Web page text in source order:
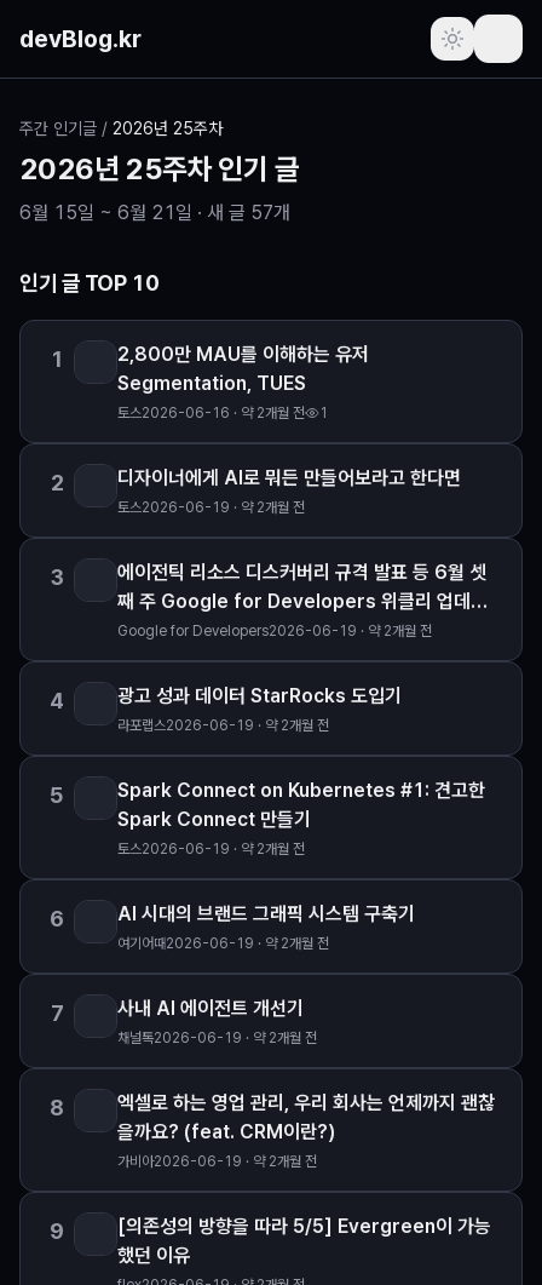
devBlog.kr
포스트
주간 인기글
프로필
요청하기
주간 인기글 / 2026년 25주차
2026년 25주차인기 글
6월 15일 ~ 6월 21일 · 새 글 57개
인기 글 TOP 10
1
2,800만 MAU를 이해하는 유저
Segmentation, TUES
토스2026-06-16 · 약 2개월 전 1
2 디자이너에게 AI로 뭐든 만들어보라고 한다면
토스2026-06-19 · 약 2개월 전
3
에이전틱 리소스 디스커버리 규격 발표 등 6월 셋
째 주 Google for Developers 위클리 업데이
트를 지금 확인하세요!
Google for Developers2026-06-19 · 약 2개월 전
4 광고 성과 데이터 StarRocks 도입기
라포랩스2026-06-19 · 약 2개월 전
5
Spark Connect on Kubernetes #1: 견고한
Spark Connect 만들기
토스2026-06-19 · 약 2개월 전
6 AI 시대의 브랜드 그래픽 시스템 구축기
여기어때2026-06-19 · 약 2개월 전
7 사내 AI 에이전트 개선기
채널톡2026-06-19 · 약 2개월 전
8
엑셀로 하는 영업 관리, 우리 회사는 언제까지 괜찮
을까요? (feat. CRM이란?)
가비아2026-06-19 · 약 2개월 전
9
[의존성의 방향을 따라 5/5] Evergreen이 가능
했던 이유